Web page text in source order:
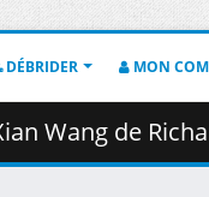
DÉBRIDER MON
de Richang